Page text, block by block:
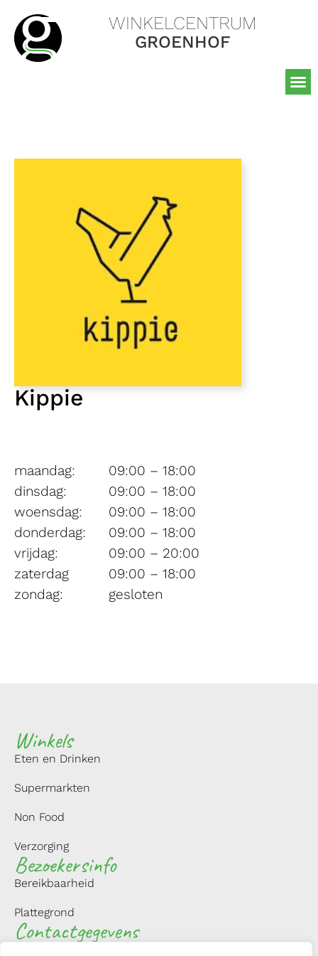
WINKELCENTRUM
GROENHOF
Kippie
maandag:
09:00 – 18:00
dinsdag:
09:00 – 18:00
woensdag:
09:00 – 18:00
donderdag:
09:00 – 18:00
vrijdag:
09:00 – 20:00
zaterdag
09:00 – 18:00
zondag:
gesloten
Winkels
Eten en Drinken
Supermarkten
Non Food
Verzorging
Bezoekersinfo
Bereikbaarheid
Plattegrond
Contactgegevens